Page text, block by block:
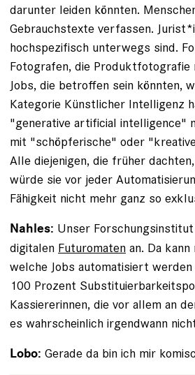
darunter leiden könnten.
Gebrauchstexte verfassen.
hochspezifisch unterwegs sind.
Fotografen, die Produktfotografie
Jobs, die betroffen sein könnten,
Kategorie Künstlicher Intelligenz
"generative artificial intelligence"
mit "schöpferische" oder
Alle diejenigen, die früher
würde sie vor jeder
Fähigkeit nicht mehr ganz so
Nahles: Unser
digitalen Futuromaten an. Da kann
welche Jobs automatisiert werden
100 Prozent
Kassiererinnen, die vor allem an
es wahrscheinlich irgendwann
Lobo: Gerade da bin ich mir